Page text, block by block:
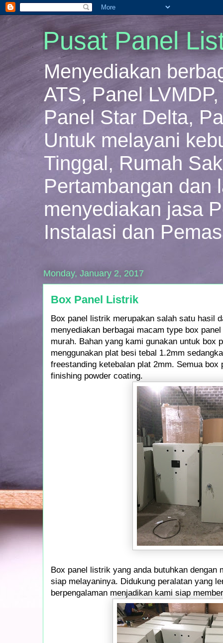
Pusat Panel
Menyediakan
ATS, Panel
Panel Star Delta,
Untuk melayani
Tinggal, Rumah
Pertambangan dan
menyediakan jasa
Instalasi dan
Monday, January 2, 2017
Box Panel Listrik
Box panel listrik merupakan salah satu hasil
menyediakan berbagai macam type box
murah. Bahan yang kami gunakan untuk box
menggunakan plat besi tebal 1.2mm
freestanding ketebalan plat 2mm. Semua box
finishing powder coating.
Box panel listrik yang anda butuhkan dengan
siap melayaninya. Didukung peralatan yang
berpengalaman menjadikan kami siap